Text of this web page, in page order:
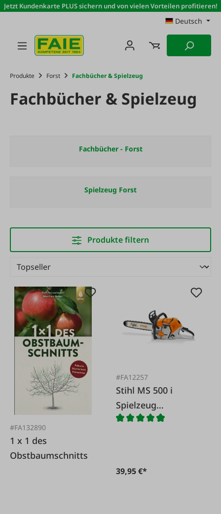
Zum Hauptinhalt springen
Jetzt Kundenkarte PLUS sichern und von vielen Vorteilen profitieren!
Deutsch
Produkte Forst Fachbücher & Spielzeug
Fachbücher & Spielzeug
Fachbücher - Forst
Spielzeug Forst
Produkte filtern
#FA132890
1 x 1 des
Obstbaumschnitts
#FA12257
Stihl MS 500 i
Spielzeug
Kettensäge
39,95 €*